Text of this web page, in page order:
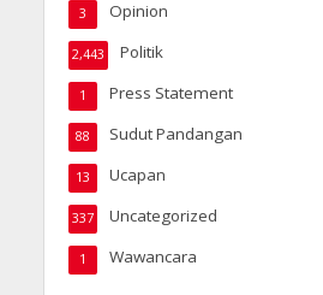
Opinion
3
Politik
2,443
Press Statement
1
Sudut Pandangan
88
Ucapan
13
Uncategorized
337
Wawancara
1